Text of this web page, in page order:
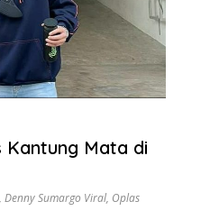
Kantung Mata di
, Denny Sumargo Viral, Oplas